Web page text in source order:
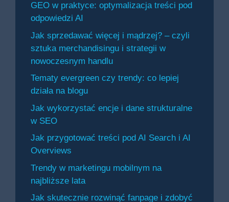
GEO w praktyce: optymalizacja treści pod
odpowiedzi AI
Jak sprzedawać więcej i mądrzej? – czyli
sztuka merchandisingu i strategii w
nowoczesnym handlu
Tematy evergreen czy trendy: co lepiej
działa na blogu
Jak wykorzystać encje i dane strukturalne
w SEO
Jak przygotować treści pod AI Search i AI
Overviews
Trendy w marketingu mobilnym na
najbliższe lata
Jak skutecznie rozwinąć fanpage i zdobyć